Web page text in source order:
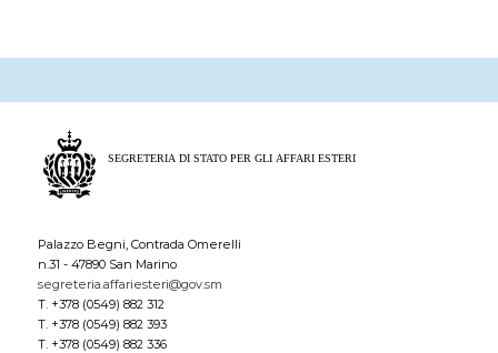
Palazzo Begni, Contrada Omerelli
n.31 - 47890 San Marino
segreteria.affariesteri@gov.sm
T. +378 (0549) 882 312
T. +378 (0549) 882 393
T. +378 (0549) 882 336